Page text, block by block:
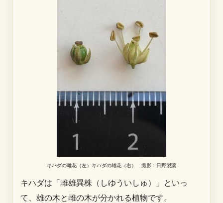
キハダの雌花（左）キハダの雄花（右） 撮影：日野製薬
キハダは「雌雄異株（しゆういしゅ）」といっ
て、雄の木と雌の木が分かれる植物です。